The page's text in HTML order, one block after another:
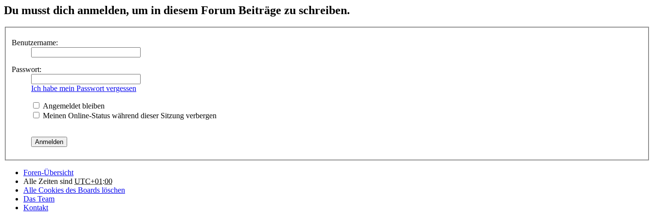
Du musst dich anmelden, um in diesem Forum Beiträge zu schreiben.
Benutzername:
Passwort:
Ich habe mein Passwort vergessen
Angemeldet bleiben
Meinen Online-Status während dieser Sitzung verbergen
Foren-Übersicht
Alle Zeiten sind UTC+01:00
Alle Cookies des Boards löschen
Das Team
Kontakt